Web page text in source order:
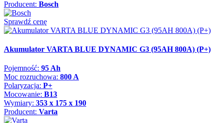
Producent: Bosch
Sprawdź cenę
Akumulator VARTA BLUE DYNAMIC G3 (95AH 800A) (P+)
Pojemność: 95 Ah
Moc rozruchowa: 800 A
Polaryzacja: P+
Mocowanie: B13
Wymiary: 353 x 175 x 190
Producent: Varta